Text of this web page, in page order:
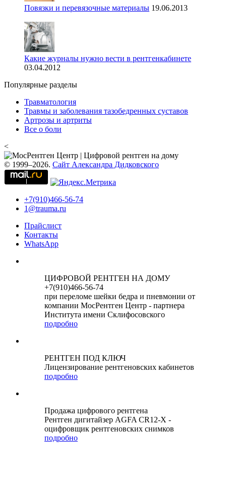
Повязки и перевязочные материалы 19.06.2013
Какие журналы нужно вести в рентгенкабинете
03.04.2012
Популярные разделы
Травматология
Травмы и заболевания тазобедренных суставов
Артрозы и артриты
Все о боли
<
© 1999–2026. Сайт Александра Дидковского
+7(910)466-56-74
1@trauma.ru
Прайслист
Контакты
WhatsApp
ЦИФРОВОЙ РЕНТГЕН НА ДОМУ
+7(910)466-56-74
при переломе шейки бедра и пневмонии от
компании МосРентген Центр - партнера
Института имени Склифосовского
подробно
РЕНТГЕН ПОД КЛЮЧ
Лицензирование рентгеновских кабинетов
подробно
Продажа цифрового рентгена
Рентген дигитайзер AGFA CR12-X -
оцифровщик рентгеновских снимков
подробно